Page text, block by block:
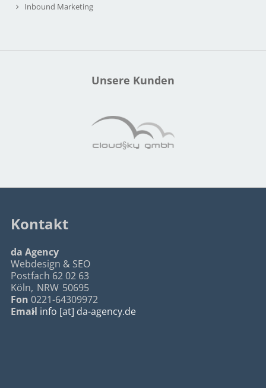
Inbound Marketing
Unsere Kunden
Kontakt
da Agency
Webdesign & SEO
Postfach 62 02 63
Köln, NRW 50695
Fon 0221-64309972
Email info [at] da-agency.de